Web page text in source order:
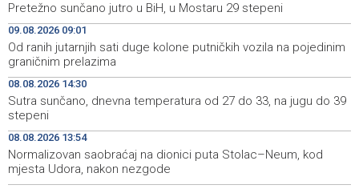
Pentagon pozvao američke odbrambene firme da
ubrzaju proizvodnju oružja usred iscrpljenih zaliha
14:39
Svečano otvoren 26. Cazin Grand Prix, staza 'Krajiška
zmija' ponovo okupila ljubitelje motosporta
13:20
Mostar Jazz Fest 2026. od 23. do 25. kolovoza donosi
tri večeri vrhunske glazbe
12:21 Izraelske snage izvode nova rušenja u južnom Libanu
Pretežno sunčano jutro u BiH, u Mostaru 29 stepeni
09.08.2026 09:01
Od ranih jutarnjih sati duge kolone putničkih vozila na pojedinim
graničnim prelazima
08.08.2026 14:30
Sutra sunčano, dnevna temperatura od 27 do 33, na jugu do 39
stepeni
08.08.2026 13:54
Normalizovan saobraćaj na dionici puta Stolac–Neum, kod
mjesta Udora, nakon nezgode